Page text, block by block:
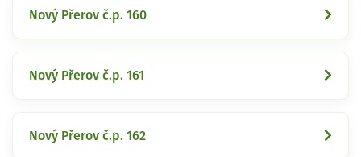
Nový Přerov č.p. 160
Nový Přerov č.p. 161
Nový Přerov č.p. 162